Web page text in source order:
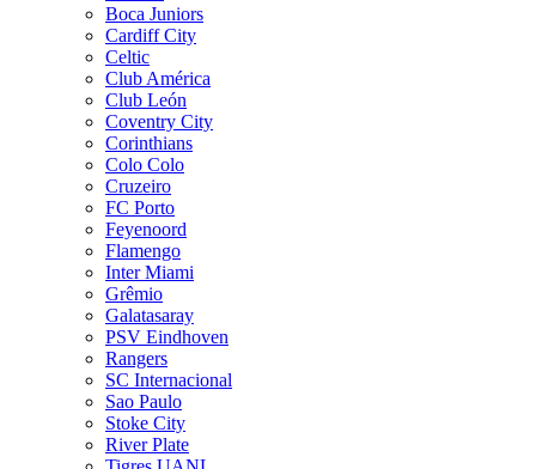
Boca Juniors
Cardiff City
Celtic
Club América
Club León
Coventry City
Corinthians
Colo Colo
Cruzeiro
FC Porto
Feyenoord
Flamengo
Inter Miami
Grêmio
Galatasaray
PSV Eindhoven
Rangers
SC Internacional
Sao Paulo
Stoke City
River Plate